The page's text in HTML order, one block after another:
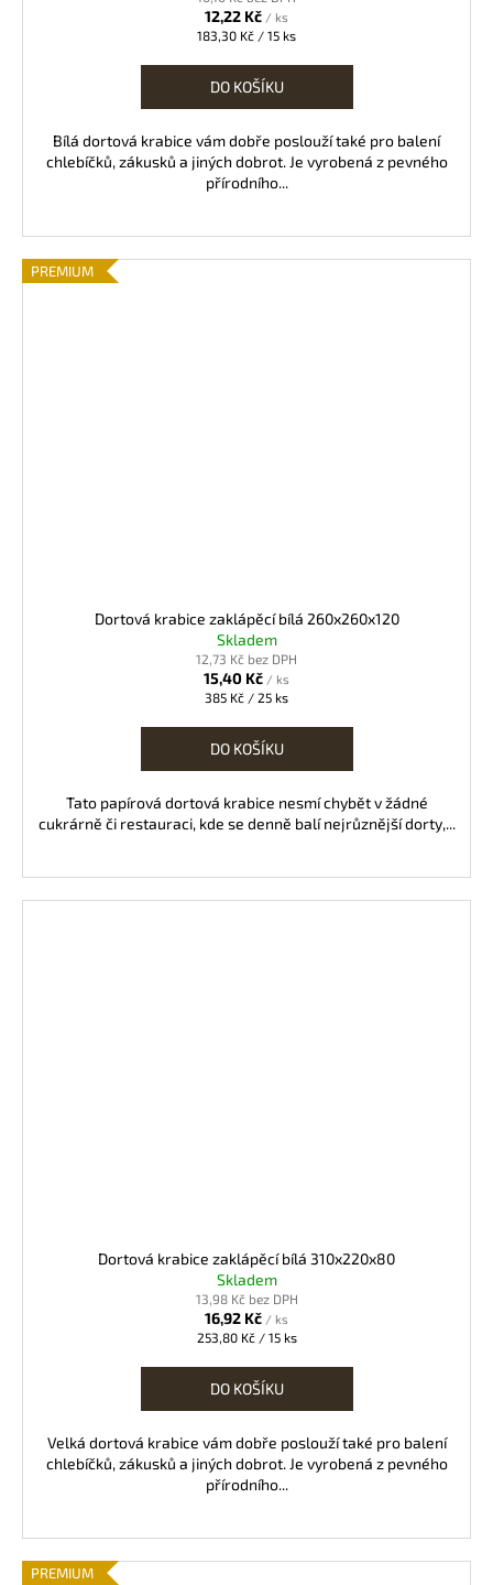
12,22 Kč / ks
Měrná
183,30 Kč / 15 ks
DO KOŠÍKU
Bílá dortová krabice vám dobře poslouží také pro balení
chlebíčků, zákusků a jiných dobrot. Je vyrobená z pevného
přírodního...
PREMIUM
Dortová krabice zaklápěcí bílá 260x260x120
Skladem
12,73 Kč bez DPH
15,40 Kč / ks
Měrná
385 Kč / 25 ks
DO KOŠÍKU
Tato papírová dortová krabice nesmí chybět v žádné
cukrárně či restauraci, kde se denně balí nejrůznější dorty,...
Dortová krabice zaklápěcí bílá 310x220x80
Skladem
13,98 Kč bez DPH
16,92 Kč / ks
Měrná
253,80 Kč / 15 ks
DO KOŠÍKU
Velká dortová krabice vám dobře poslouží také pro balení
chlebíčků, zákusků a jiných dobrot. Je vyrobená z pevného
přírodního...
PREMIUM